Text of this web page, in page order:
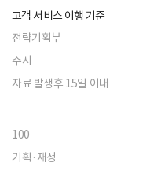
고객 서비스 이행 기준
전략기획부
수시
자료 발생후 15일 이내
100
기획·재정